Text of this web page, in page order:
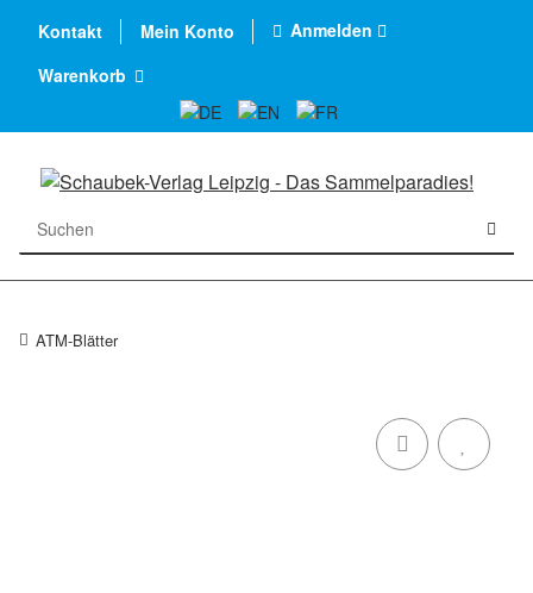
Kontakt Mein Konto
Anmelden
Warenkorb
ATM-Blätter